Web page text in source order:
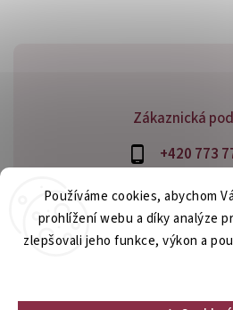
Používáme cookies, abychom
prohlížení webu a díky analýze
zlepšovali jeho funkce, výkon a
Zákaznická
+420 773